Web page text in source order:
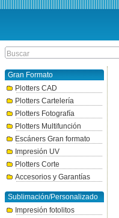
Gran Formato
Plotters CAD
Plotters Cartelería
Plotters Fotografía
Plotters Multifunción
Escáners Gran formato
Impresión UV
Plotters Corte
Accesorios y Garantías
Sublimación/Personalizado
Impresión fotolitos